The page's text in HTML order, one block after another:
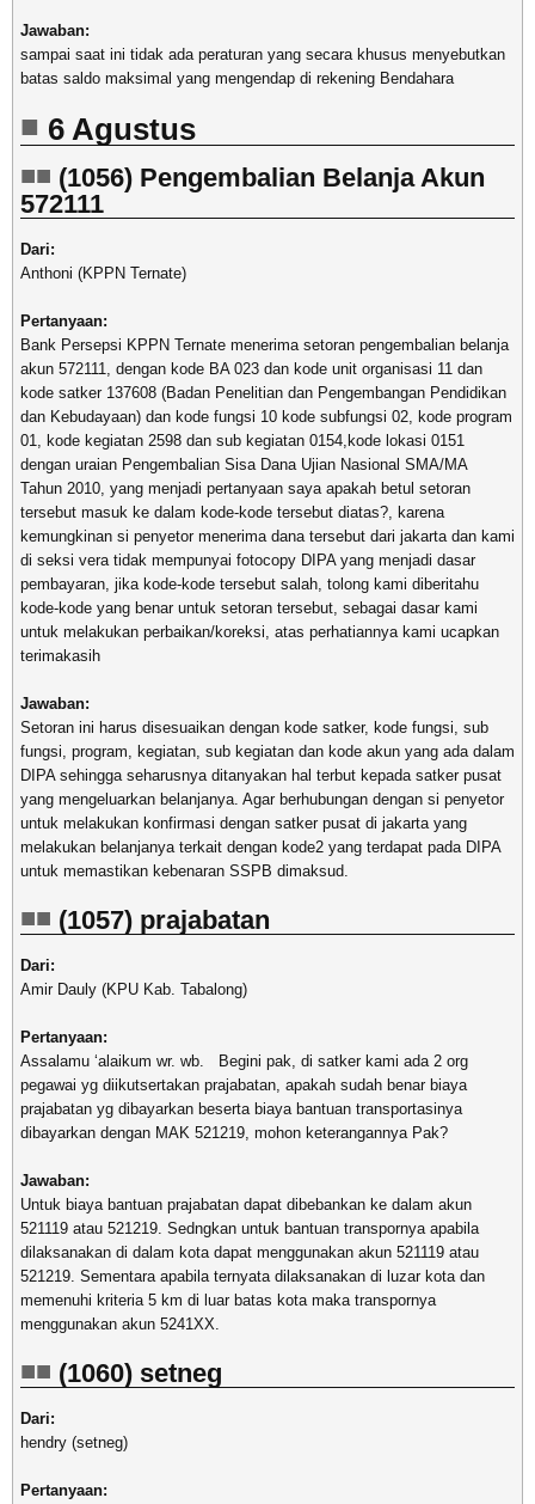
Jawaban:
sampai saat ini tidak ada peraturan yang secara khusus menyebutkan
batas saldo maksimal yang mengendap di rekening Bendahara
6 Agustus
(1056) Pengembalian Belanja Akun
572111
Dari:
Anthoni (KPPN Ternate)
Pertanyaan:
Bank Persepsi KPPN Ternate menerima setoran pengembalian belanja
akun 572111, dengan kode BA 023 dan kode unit organisasi 11 dan
kode satker 137608 (Badan Penelitian dan Pengembangan Pendidikan
dan Kebudayaan) dan kode fungsi 10 kode subfungsi 02, kode program
01, kode kegiatan 2598 dan sub kegiatan 0154,kode lokasi 0151
dengan uraian Pengembalian Sisa Dana Ujian Nasional SMA/MA
Tahun 2010, yang menjadi pertanyaan saya apakah betul setoran
tersebut masuk ke dalam kode-kode tersebut diatas?, karena
kemungkinan si penyetor menerima dana tersebut dari jakarta dan kami
di seksi vera tidak mempunyai fotocopy DIPA yang menjadi dasar
pembayaran, jika kode-kode tersebut salah, tolong kami diberitahu
kode-kode yang benar untuk setoran tersebut, sebagai dasar kami
untuk melakukan perbaikan/koreksi, atas perhatiannya kami ucapkan
terimakasih
Jawaban:
Setoran ini harus disesuaikan dengan kode satker, kode fungsi, sub
fungsi, program, kegiatan, sub kegiatan dan kode akun yang ada dalam
DIPA sehingga seharusnya ditanyakan hal terbut kepada satker pusat
yang mengeluarkan belanjanya. Agar berhubungan dengan si penyetor
untuk melakukan konfirmasi dengan satker pusat di jakarta yang
melakukan belanjanya terkait dengan kode2 yang terdapat pada DIPA
untuk memastikan kebenaran SSPB dimaksud.
(1057) prajabatan
Dari:
Amir Dauly (KPU Kab. Tabalong)
Pertanyaan:
Assalamu ‘alaikum wr. wb. Begini pak, di satker kami ada 2 org
pegawai yg diikutsertakan prajabatan, apakah sudah benar biaya
prajabatan yg dibayarkan beserta biaya bantuan transportasinya
dibayarkan dengan MAK 521219, mohon keterangannya Pak?
Jawaban:
Untuk biaya bantuan prajabatan dapat dibebankan ke dalam akun
521119 atau 521219. Sedngkan untuk bantuan transpornya apabila
dilaksanakan di dalam kota dapat menggunakan akun 521119 atau
521219. Sementara apabila ternyata dilaksanakan di luzar kota dan
memenuhi kriteria 5 km di luar batas kota maka transpornya
menggunakan akun 5241XX.
(1060) setneg
Dari:
hendry (setneg)
Pertanyaan: